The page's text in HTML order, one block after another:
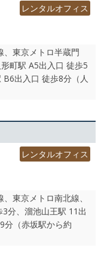
レンタルオフィス
、東京メトロ半蔵門
町駅 A5出入口 徒歩5
出入口 徒歩8分（人
レンタルオフィス
東京メトロ南北線、
分、溜池山王駅 11出
分（赤坂駅から約